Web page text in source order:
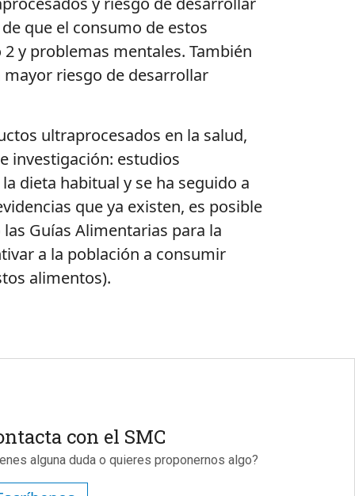
que el consumo de estos
y problemas mentales. También
riesgo de desarrollar
ultraprocesados en la salud,
investigación: estudios
dieta habitual y se ha seguido a
que ya existen, es posible
Guías Alimentarias para la
a la población a consumir
alimentos).
con el SMC
alguna duda o quieres proponernos algo?